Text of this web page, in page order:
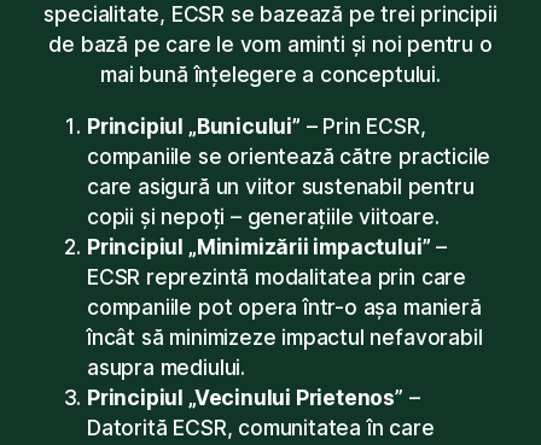
specialitate, ECSR se bazează pe trei principii
de bază pe care le vom aminti și noi pentru o
mai bună înțelegere a conceptului.
Principiul „Bunicului” – Prin ECSR,
companiile se orientează către practicile
care asigură un viitor sustenabil pentru
copii și nepoți – generațiile viitoare.
Principiul „Minimizării impactului” –
ECSR reprezintă modalitatea prin care
companiile pot opera într-o așa manieră
încât să minimizeze impactul nefavorabil
asupra mediului.
Principiul „Vecinului Prietenos” –
Datorită ECSR, comunitatea în care